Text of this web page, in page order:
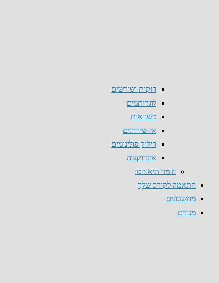
חזקות ושורשים
לוגריתמים
משוואות
אי-שיוויונים
חילוק פולינומים
אינדוקציה
חומר תיאורטי
התאמה לקורס שלך
מחשבונים
מנויים